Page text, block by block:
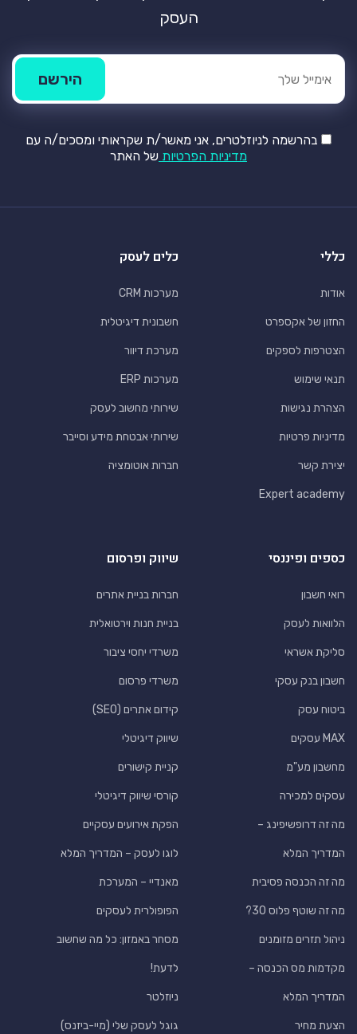
העסק
בהרשמה לניוזלטרים, אני מאשר/ת שקראותי ומסכים/ה עם
מדיניות הפרטיות של האתר
כללי
אודות
החזון של אקספרט
הצטרפות לספקים
תנאי שימוש
הצהרת נגישות
מדיניות פרטיות
יצירת קשר
Expert academy
כלים לעסק
מערכות CRM
חשבונית דיגיטלית
מערכת דיוור
מערכות ERP
שירותי מחשוב לעסק
שירותי אבטחת מידע וסייבר
חברות אוטומציה
כספים ופיננסי
רואי חשבון
הלוואות לעסק
סליקת אשראי
חשבון בנק עסקי
ביטוח עסק
MAX עסקים
מחשבון מע"מ
עסקים למכירה
מה זה דרופשיפינג –
המדריך המלא
מה זה הכנסה פסיבית
מה זה שוטף פלוס 30?
ניהול תזרים מזומנים
מקדמות מס הכנסה –
המדריך המלא
הצעת מחיר
שיווק ופרסום
חברות בניית אתרים
בניית חנות וירטואלית
משרדי יחסי ציבור
משרדי פרסום
קידום אתרים (SEO)
שיווק דיגיטלי
קניית קישורים
קורסי שיווק דיגיטלי
הפקת אירועים עסקיים
לוגו לעסק – המדריך המלא
מאנדיי – המערכת
הפופולרית לעסקים
מסחר באמזון: כל מה שחשוב
לדעת!
ניוזלטר
גוגל לעסק שלי (מיי-ביזנס)